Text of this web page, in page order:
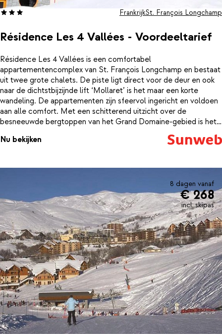
Résidence Les 4 Vallées - Voordeeltarief
FrankrijkSt. François Longchamp
Résidence Les 4 Vallées is een comfortabel
appartementencomplex van St. François Longchamp en bestaat
uit twee grote chalets. De piste ligt direct voor de deur en ook
naar de dichtstbijzijnde lift ‘Mollaret’ is het maar een korte
wandeling. De appartementen zijn sfeervol ingericht en voldoen
aan alle comfort. Met een schitterend uitzicht over de
besneeuwde bergtoppen van het Grand Domaine-gebied is het
piste de ski's weer te drogen zet, is het heerlijk om zelf nog even
Nu bekijken
8 dagen vanaf
€ 268
incl. skipas